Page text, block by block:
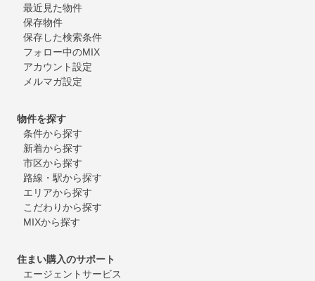
最近見た物件
保存物件
保存した検索条件
フォロー中のMIX
アカウント設定
メルマガ設定
物件を探す
条件から探す
新着から探す
市区から探す
路線・駅から探す
エリアから探す
こだわりから探す
MIXから探す
住まい購入のサポート
エージェントサービス